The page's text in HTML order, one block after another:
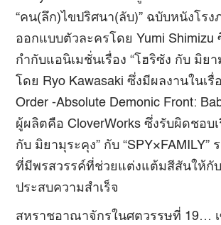
“คน(ลึก)ไขปริศนา(ลับ)” ฉบับหนังโรง
ออกแบบตัวละครโดย Yumi Shimizu
กำกับแอนิเมชั่นเรื่อง “โฮริซัง กับ มิย
โดย Ryo Kawasaki ซึ่งมีผลงานในเรื่
Order -Absolute Demonic Front:
ผู้ผลิตคือ CloverWorks ซึ่งรับผิดชอบเ
กับ มิยามุระคุง” กับ “SPY×FAMILY”
ที่มีพรสวรรค์ที่ช่วยแต่งแต้มสีสันให้กั
ประสบความสำเร็จ
สหราชอาณาจักรในศตวรรษที่ 19…